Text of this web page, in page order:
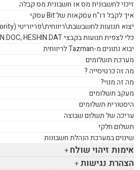
זיכוי לחשבונית מס או חשבונית מס קבלה
איך לקבל דו"ח עסקאות שלBitעסקי
יצוא תנועות לחשבשבת\ריווחית\פריוריטי (
כלי לצפית תנועות בקבציHESHIN.DAT
יבוא נתונים מ-Tazmanלריווחית
מערכת תשלומים
מה זה כרטיסייה ?
מה זה מנוי?
מעקב תשלומים
היסטורית תשלומים
עריכה של תשלום שבוצה
תשלום חלקי
שינוים במערכת הנהלת חשבונות
אימות זיהוי שולח
הצהרת נגישות